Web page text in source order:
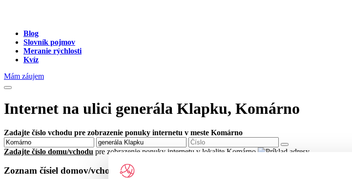
Blog
Slovník pojmov
Meranie rýchlosti
Kvíz
Mám záujem
Internet na ulici generála Klapku, Komárno
Zadajte číslo vchodu pre zobrazenie ponuky internetu v meste Komárno
Zadajte číslo domu/vchodu pre zobrazenie ponuky internetu v lokalite Komárno
Zoznam čísiel domov/vchodov na ulici generála Klapku v meste Komárno